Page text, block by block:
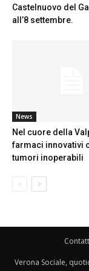
Castelnuovo del
all’8 settembre.
News
Nel cuore della
farmaci innovativi
tumori inoperabili
Verona Sociale,